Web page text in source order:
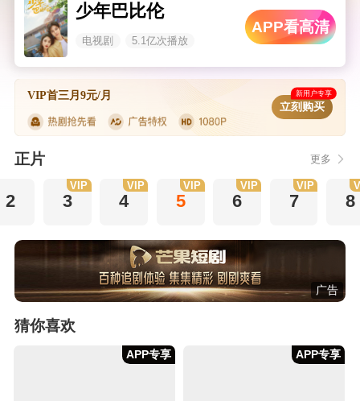
少年巴比伦
电视剧 5.1亿次播放
APP看高清
VIP首三月9元/月 新用户专享
立刻购买
正片 更多
2 3
VIP
4
VIP
5
VIP
6
VIP
7
VIP
8
广告
猜你喜欢
APP专享 APP专享